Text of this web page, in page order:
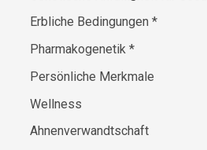
Erbliche Bedingungen*
Pharmakogenetik*
Persönliche Merkmale
Wellness
Ahnenverwandtschaft